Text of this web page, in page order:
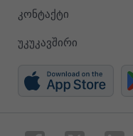
კონტაქტი
უკუკავშირი